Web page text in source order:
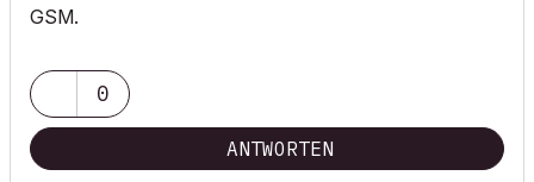
GSM.
0
ANTWORTEN